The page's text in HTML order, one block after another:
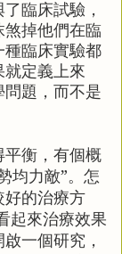
臨床試驗，
煞掉他們在臨
種臨床實驗都
定義上來
題，而不是
衡，有個概
均力敵”。怎
好的治療方
起來治療效果
一個研究，